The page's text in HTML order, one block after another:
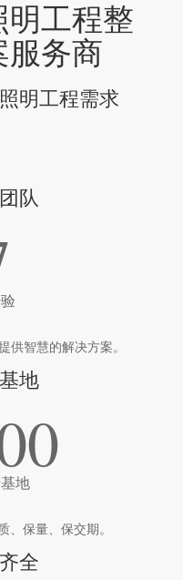
明工程整
服务商
明工程需求
队
供智慧的解决方案。
地
地
、保量、保交期。
全